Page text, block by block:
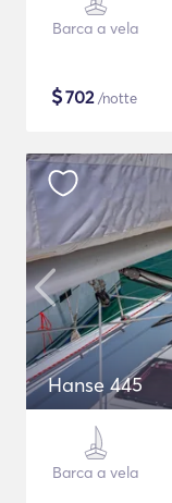
Barca a vela
$702/notte
Hanse 445
Barca a vela